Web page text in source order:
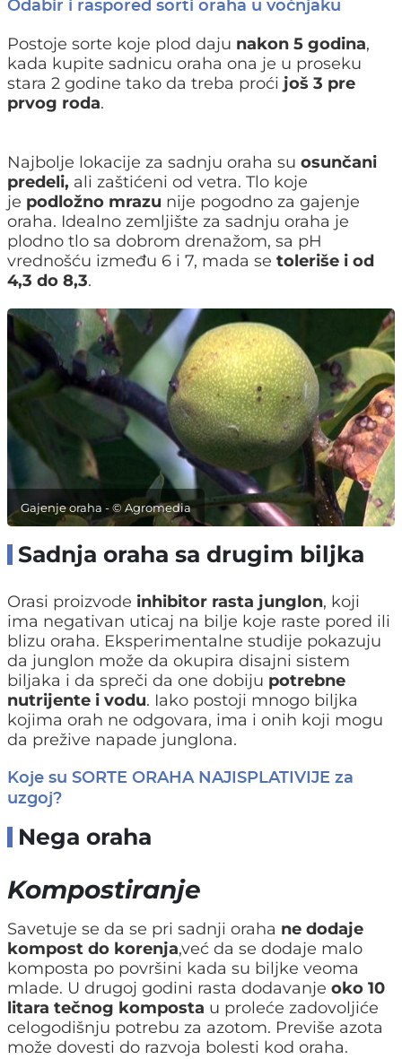
Odabir i raspored sorti oraha u voćnjaku
Postoje sorte koje plod daju nakon 5 godina,
kada kupite sadnicu oraha ona je u proseku
stara 2 godine tako da treba proći još 3 pre
prvog roda.
Najbolje lokacije za sadnju oraha su osunčani
predeli, ali zaštićeni od vetra. Tlo koje
je podložno mrazu nije pogodno za gajenje
oraha. Idealno zemljište za sadnju oraha je
plodno tlo sa dobrom drenažom, sa pH
vrednošću između 6 i 7, mada se toleriše i od
4,3 do 8,3.
Gajenje oraha - © Agromedia
Sadnja oraha sa drugim biljka
Orasi proizvode inhibitor rasta junglon, koji
ima negativan uticaj na bilje koje raste pored ili
blizu oraha. Eksperimentalne studije pokazuju
da junglon može da okupira disajni sistem
biljaka i da spreči da one dobiju potrebne
nutrijente i vodu. Iako postoji mnogo biljka
kojima orah ne odgovara, ima i onih koji mogu
da prežive napade junglona.
Koje su SORTE ORAHA NAJISPLATIVIJE za
uzgoj?
Nega oraha
Kompostiranje
Savetuje se da se pri sadnji oraha ne dodaje
kompost do korenja,već da se dodaje malo
komposta po površini kada su biljke veoma
mlade. U drugoj godini rasta dodavanje oko 10
litara tečnog komposta u proleće zadovoljiće
celogodišnju potrebu za azotom. Previše azota
može dovesti do razvoja bolesti kod oraha.